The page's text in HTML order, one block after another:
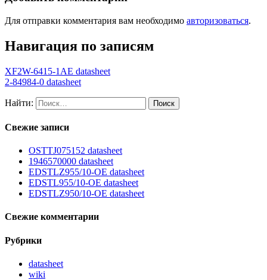
Для отправки комментария вам необходимо авторизоваться.
Навигация по записям
XF2W-6415-1AE datasheet
2-84984-0 datasheet
Найти:
Свежие записи
OSTTJ075152 datasheet
1946570000 datasheet
EDSTLZ955/10-OE datasheet
EDSTL955/10-OE datasheet
EDSTLZ950/10-OE datasheet
Свежие комментарии
Рубрики
datasheet
wiki